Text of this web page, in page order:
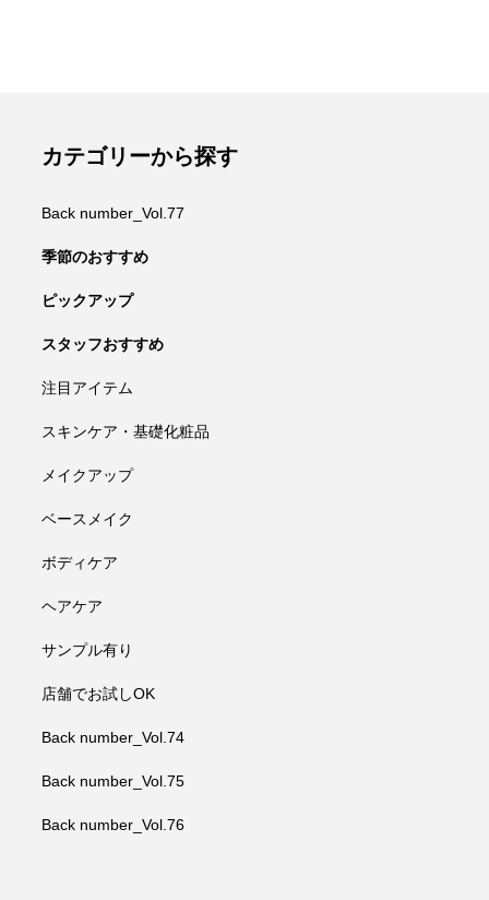
カテゴリーから探す
Back number_Vol.77
季節のおすすめ
ピックアップ
スタッフおすすめ
注目アイテム
スキンケア・基礎化粧品
メイクアップ
ベースメイク
ボディケア
ヘアケア
サンプル有り
店舗でお試しOK
Back number_Vol.74
Back number_Vol.75
Back number_Vol.76